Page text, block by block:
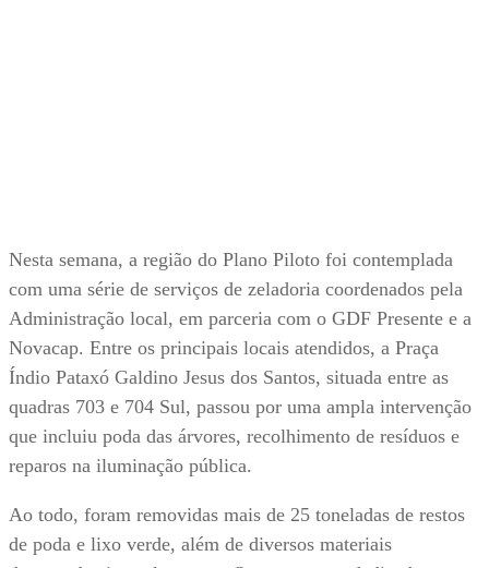
Nesta semana, a região do Plano Piloto foi contemplada
com uma série de serviços de zeladoria coordenados pela
Administração local, em parceria com o GDF Presente e a
Novacap. Entre os principais locais atendidos, a Praça
Índio Pataxó Galdino Jesus dos Santos, situada entre as
quadras 703 e 704 Sul, passou por uma ampla intervenção
que incluiu poda das árvores, recolhimento de resíduos e
reparos na iluminação pública.
Ao todo, foram removidas mais de 25 toneladas de restos
de poda e lixo verde, além de diversos materiais